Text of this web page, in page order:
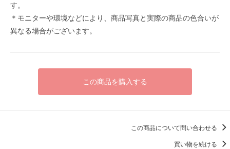
す。
＊モニターや環境などにより、商品写真と実際の商品の色合いが
異なる場合がございます。
この商品を購入する
この商品について問い合わせる
買い物を続ける